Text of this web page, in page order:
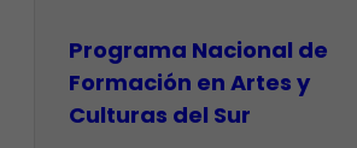
Programa Nacional de
Formación en Artes y
Culturas del Sur